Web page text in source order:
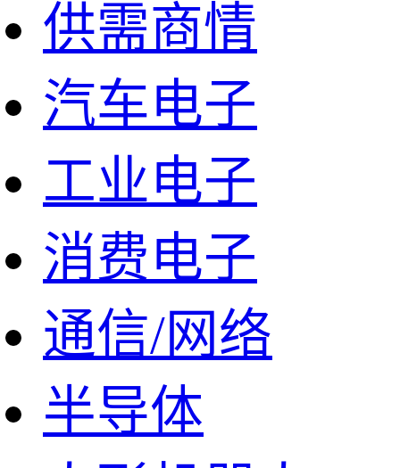
供需商情
汽车电子
工业电子
消费电子
通信/网络
半导体